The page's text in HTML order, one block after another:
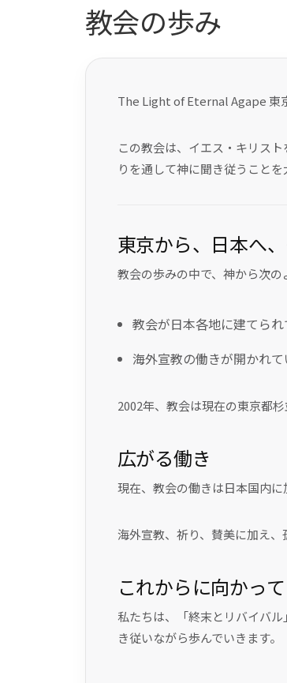
教会の歩み
The Light of Eternal Agape 東
この教会は、イエス・キリス
りを通して神に聞き従うことを
東京から、日本へ
教会の歩みの中で、神から次の
教会が日本各地に建てられ
海外宣教の働きが開かれて
2002年、教会は現在の東京都
広がる働き
現在、教会の働きは日本国内に
海外宣教、祈り、賛美に加え
これからに向かって
私たちは、「終末とリバイバ
き従いながら歩んでいきます。